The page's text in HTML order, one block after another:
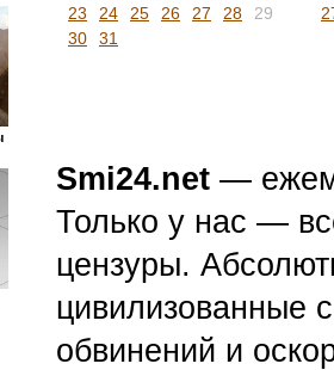
23
24 25 26 27 28
29
30
31
Smi24.net —
Только у нас —
цензуры.
цивилизованные
обвинений и